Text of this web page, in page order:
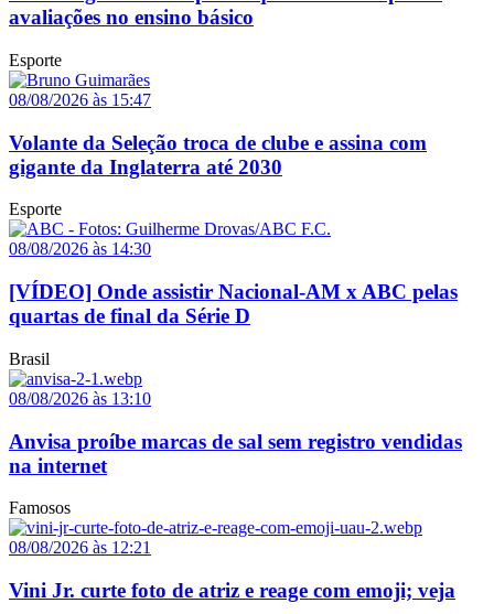
avaliações no ensino básico
Esporte
08/08/2026 às 15:47
Volante da Seleção troca de clube e assina com
gigante da Inglaterra até 2030
Esporte
08/08/2026 às 14:30
[VÍDEO] Onde assistir Nacional-AM x ABC pelas
quartas de final da Série D
Brasil
08/08/2026 às 13:10
Anvisa proíbe marcas de sal sem registro vendidas
na internet
Famosos
08/08/2026 às 12:21
Vini Jr. curte foto de atriz e reage com emoji; veja